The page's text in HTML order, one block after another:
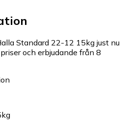
Standard 22-12 15kg just nu
och erbjudande från 8